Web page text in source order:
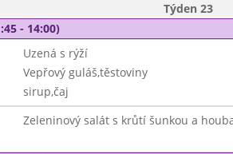
Týden 23
- 14:00)
Uzená s rýží
Vepřový guláš,těstoviny
sirup,čaj
Zeleninový salát s krůtí šunkou a